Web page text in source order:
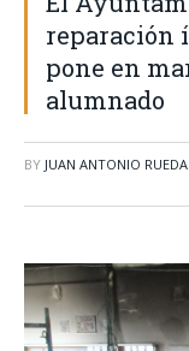
reparación
pone en
alumnado
BY JUAN ANTONIO